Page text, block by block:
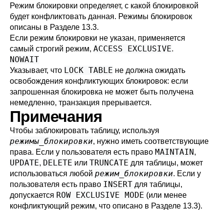
Режим блокировки определяет, с какой блокировкой
будет конфликтовать данная. Режимы блокировок
описаны в Разделе 13.3.
Если режим блокировки не указан, применяется
самый строгий режим, ACCESS EXCLUSIVE.
NOWAIT
Указывает, что LOCK TABLE не должна ожидать
освобождения конфликтующих блокировок: если
запрошенная блокировка не может быть получена
немедленно, транзакция прерывается.
Примечания
Чтобы заблокировать таблицу, используя
режимы_блокировки, нужно иметь соответствующие
права. Если у пользователя есть право MAINTAIN,
UPDATE, DELETE или TRUNCATE для таблицы, может
использоваться любой режим_блокировки. Если у
пользователя есть право INSERT для таблицы,
допускается ROW EXCLUSIVE MODE (или менее
конфликтующий режим, что описано в Разделе 13.3).